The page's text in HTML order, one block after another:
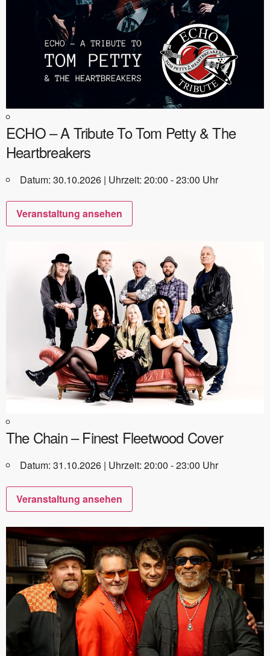
ECHO – A Tribute To Tom Petty & The
Heartbreakers
Datum: 30.10.2026 | Uhrzeit: 20:00 - 23:00 Uhr
Veranstaltung ansehen
The Chain – Finest Fleetwood Cover
Datum: 31.10.2026 | Uhrzeit: 20:00 - 23:00 Uhr
Veranstaltung ansehen